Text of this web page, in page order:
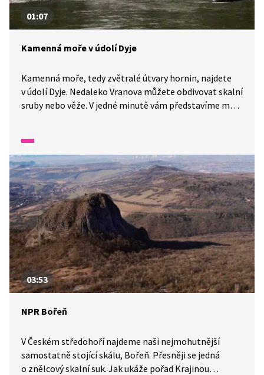
01:07
Kamenná moře v údolí Dyje
Kamenná moře, tedy zvětralé útvary hornin, najdete
v údolí Dyje. Nedaleko Vranova můžete obdivovat skalní
sruby nebo věže. V jedné minutě vám představíme malé
03:53
NPR Bořeň
V Českém středohoří najdeme naši nejmohutnější
samostatně stojící skálu, Bořeň. Přesněji se jedná
o znělcový skalní suk. Jak ukáže pořad Krajinou